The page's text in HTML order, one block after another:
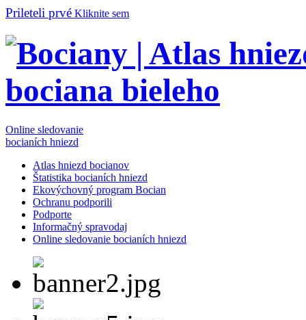
Prileteli prvé Kliknite sem
Online sledovanie
bocianích hniezd
Atlas hniezd bocianov
Štatistika bocianích hniezd
Ekovýchovný program Bocian
Ochranu podporili
Podporte
Informačný spravodaj
Online sledovanie bocianích hniezd